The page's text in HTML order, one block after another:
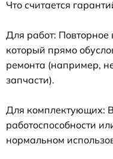
Что считается
Для работ:
который прямо
ремонта (например,
запчасти).
Для комплектующих:
работоспособности
нормальном